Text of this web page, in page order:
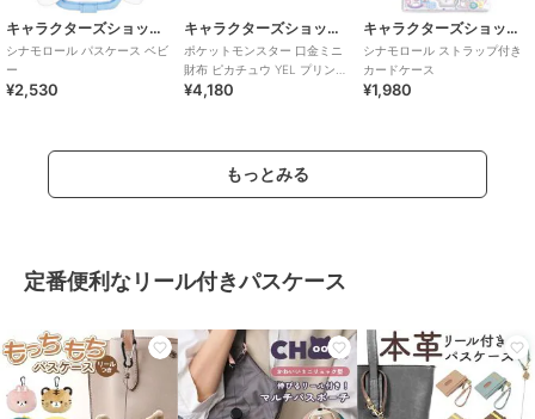
キャラクターズショップ ラフラフ
シナモロール パスケース ベビ
ー
¥2,530
キャラクターズショップ ラフラフ
ポケットモンスター 口金ミニ
財布 ピカチュウ YEL プリント
&パール
¥4,180
キャラクターズショップ ラフラフ
シナモロール ストラップ付き
カードケース
¥1,980
もっとみる
定番便利なリール付きパスケース